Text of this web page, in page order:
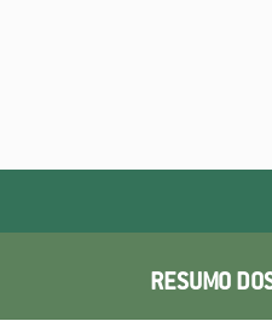
RESUMO